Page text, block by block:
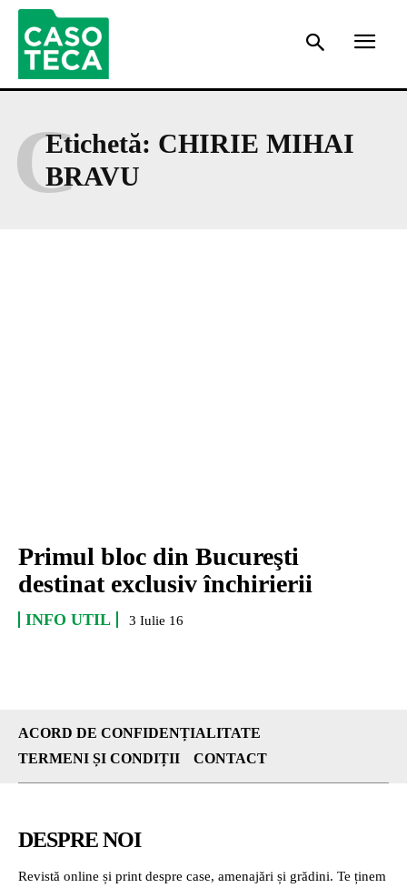
Etichetă: CHIRIE MIHAI
BRAVU
C
Primul bloc din Bucureşti
destinat exclusiv închirierii
INFO UTIL 3 Iulie 16
ACORD DE CONFIDENȚIALITATE
TERMENI ȘI CONDIȚII
CONTACT
DESPRE NOI
Revistă online și print despre case, amenajări și grădini. Te ținem